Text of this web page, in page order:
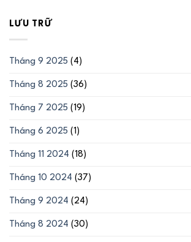
LƯU TRỮ
Tháng 9 2025 (4)
Tháng 8 2025 (36)
Tháng 7 2025 (19)
Tháng 6 2025 (1)
Tháng 11 2024 (18)
Tháng 10 2024 (37)
Tháng 9 2024 (24)
Tháng 8 2024 (30)